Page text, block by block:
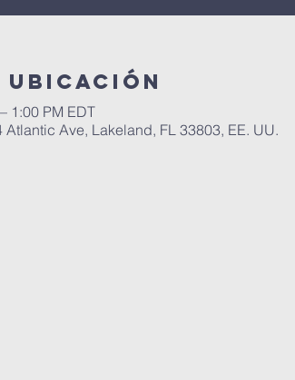
1:00 PM EDT
Ave, Lakeland, FL 33803, EE. UU.